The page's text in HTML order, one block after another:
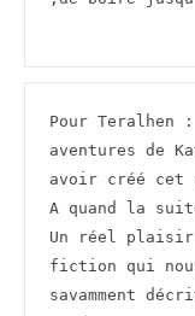
Pour Teralhen
aventures de
avoir créé cet
A quand la
Un réel plaisir
fiction qui
savamment